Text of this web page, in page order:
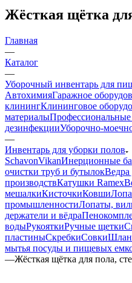
Жёсткая щётка
Главная
—
Каталог
—
Уборочный инвентарь для
АвтохимияГаражное
клинингКлининговое
материалы
дезинфекцииУборочно-
—
Инвентарь для уборки полов
SchavonVikanИнерционные
очистки труб и бутылок
производствКатушки Ramex
мешалкиКисточкиКовши
промышленностиЛопаты,
держатели и вёдра
водыРукояткиРучные щетки
пластиныСкребкиСовки
мытья посуды и пищевых
—Жёсткая щётка для пола,